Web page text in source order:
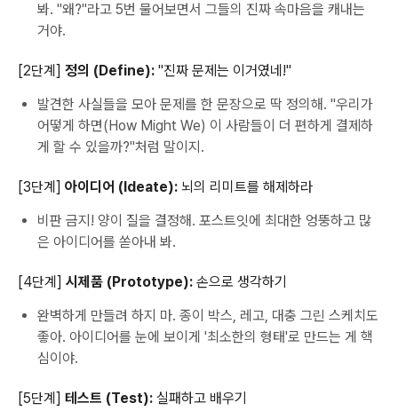
봐. "왜?"라고 5번 물어보면서 그들의 진짜 속마음을 캐내는
거야.
[2단계] 정의 (Define): "진짜 문제는 이거였네!"
발견한 사실들을 모아 문제를 한 문장으로 딱 정의해. "우리가
어떻게 하면(How Might We) 이 사람들이 더 편하게 결제하
게 할 수 있을까?"처럼 말이지.
[3단계] 아이디어 (Ideate): 뇌의 리미트를 해제하라
비판 금지! 양이 질을 결정해. 포스트잇에 최대한 엉뚱하고 많
은 아이디어를 쏟아내 봐.
[4단계] 시제품 (Prototype): 손으로 생각하기
완벽하게 만들려 하지 마. 종이 박스, 레고, 대충 그린 스케치도
좋아. 아이디어를 눈에 보이게 '최소한의 형태'로 만드는 게 핵
심이야.
[5단계] 테스트 (Test): 실패하고 배우기